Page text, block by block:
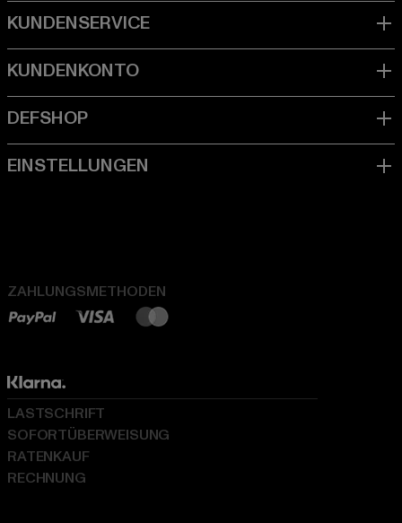
ZAHLUNGSMETHODEN
LASTSCHRIFT
SOFORTÜBERWEISUNG
RATENKAUF
RECHNUNG